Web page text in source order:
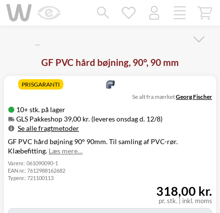
…
GF PVC hård bøjning, 90°, 90 mm
PRISGARANTI
10+ stk. på lager
GLS Pakkeshop 39,00 kr. (leveres onsdag d. 12/8)
Se alle fragtmetoder
Metode
Pris
Leveres
GLS Pakkeshop
39,00 kr.
GLS
Hjemmelevering
GLS Erhverv
Svenstrup
0,00 kr. Tirsdag d. 11/8
Se alt fra mærketGeorg Fischer
GF PVC hård bøjning 90° 90mm. Til samling af PVC-rør.
Klæbefitting. Læs mere…
Varenr.: 061090090-1
EAN nr.: 7612988162682
Typenr.: 721100113
pr. stk. inkl. moms
318,00 kr.
Mangler chatten?
Ret samtykke!